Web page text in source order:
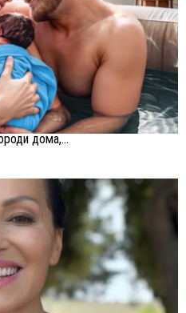
дома,...